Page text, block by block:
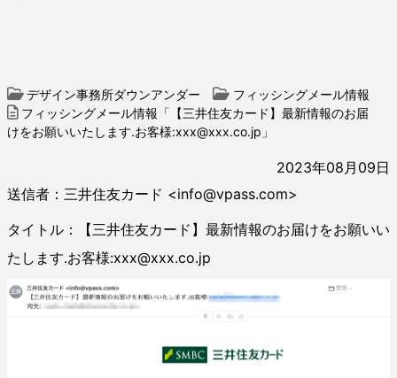
デザイン事務所ダウンアンダー
フィッシングメール情報
フィッシングメール情報「【三井住友カード】最新情報のお届
けをお願いいたします.お客様:xxx@xxx.co.jp」
2023年08月09日
送信者：三井住友カード <info@vpass.com>
タイトル：【三井住友カード】最新情報のお届けをお願いい
たします.お客様:xxx@xxx.co.jp